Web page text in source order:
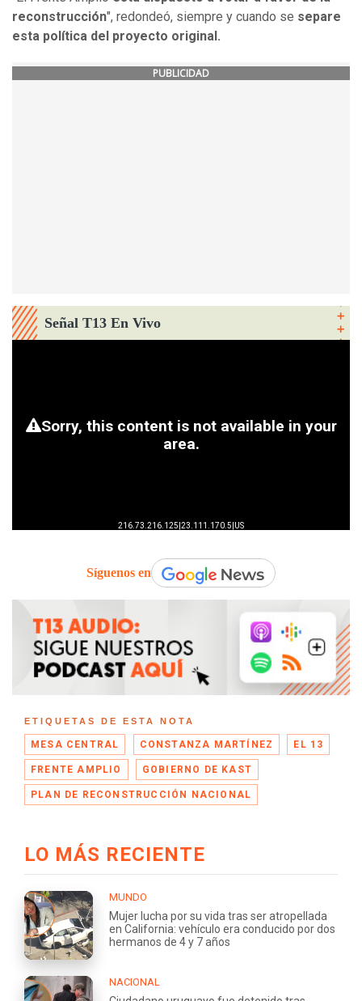
reconstrucción", redondeó, siempre y cuando se separe
esta política del proyecto original.
PUBLICIDAD
Señal T13 En Vivo
Síguenos en
ETIQUETAS DE ESTA NOTA
MESA CENTRAL CONSTANZA MARTÍNEZ EL 13
FRENTE AMPLIO GOBIERNO DE KAST
PLAN DE RECONSTRUCCIÓN NACIONAL
LO MÁS RECIENTE
MUNDO
Mujer lucha por su vida tras ser atropellada
en California: vehículo era conducido por dos
hermanos de 4 y 7 años
NACIONAL